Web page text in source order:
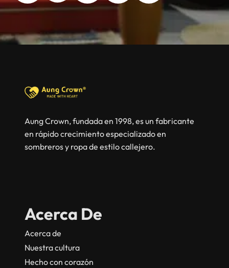
Aung Crown, fundada en 1998, es un fabricante
en rápido crecimiento especializado en
sombreros y ropa de estilo callejero.
Acerca De
Acerca de
Nuestra cultura
Hecho con corazón